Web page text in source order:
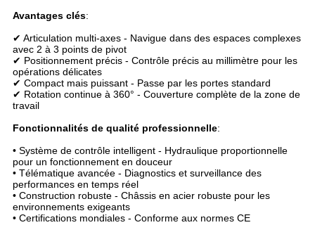
Avantages clés:
✔ Articulation multi-axes - Navigue dans des espaces complexes
avec 2 à 3 points de pivot
✔ Positionnement précis - Contrôle précis au millimètre pour les
opérations délicates
✔ Compact mais puissant - Passe par les portes standard
✔ Rotation continue à 360° - Couverture complète de la zone de
travail
Fonctionnalités de qualité professionnelle:
• Système de contrôle intelligent - Hydraulique proportionnelle
pour un fonctionnement en douceur
• Télématique avancée - Diagnostics et surveillance des
performances en temps réel
• Construction robuste - Châssis en acier robuste pour les
environnements exigeants
• Certifications mondiales - Conforme aux normes CE